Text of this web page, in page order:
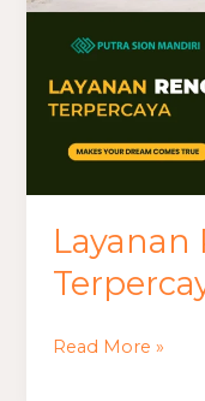
Layanan
Read More »